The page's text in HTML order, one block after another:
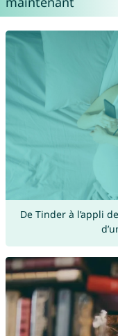
De Tinder à l’appli